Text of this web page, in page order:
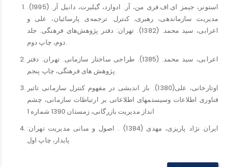
استونر، جیمز ای.اف.فری من، آر. ادوارد، گیلبرت، دانیل آر. (1995).
مدیریت سازماندهی، رهبری، کنترل. ترجمه‌ی پارسائیان، علی و
اعرابی، سید محمد. (1382). تهران: دفتر پژوهش‌های فرهنگی. جلد
دوم، چاپ دوم.
اعرابی، سید محمد. (1385). طراحی ساختار سازمانی. تهران: دفتر
پژوهش های فرهنگی، چاپ پنجم.
اوتارخانی، علی(1380). باز اندیشی در مفهوم کنترل سازمانی تاثیر
فناوری اطلاعات وسیستمهای اطلاعاتی بر ارتباطات سازمانی، چشم
انداز مدیریت بازرگانی، زمستان 1390 شماره 1
ایران نژاد پاریزی، مهدی (1384) . اصول و مبانی مدیریت تهران:
پایدار، چاپ اول